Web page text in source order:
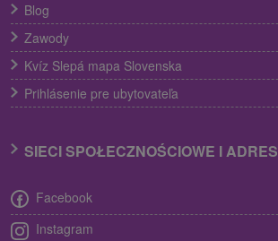
Blog
Zawody
Kvíz Slepá mapa Slovenska
Prihlásenie pre ubytovateľa
SIECI SPOŁECZNOŚCIOWE I ADRES
Facebook
Instagram